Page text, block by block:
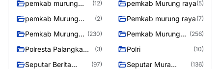
pemkab murung
(12) pemkab Murung raya(5)
pemkab Murung
(2) Pemkab murung raya (7)
Pemkab Murung
(230)
Pemkab Murung
(256)
Polresta Palangka
(3) Polri (10)
Seputar Berita
(97)
Seputar Mura
(136)